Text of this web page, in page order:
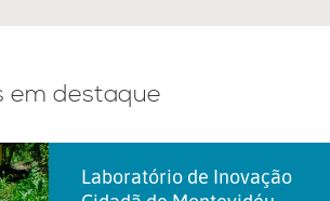
em destaque
Laboratório de Inovação